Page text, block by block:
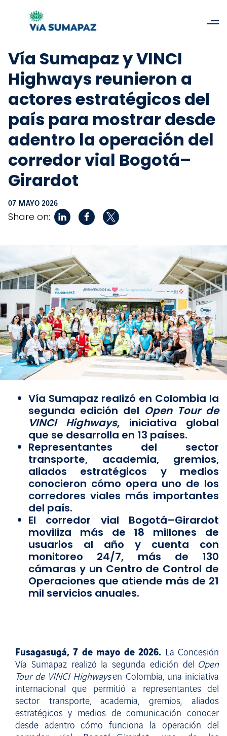
Vía Sumapaz y VINCI
Highways reunieron a
actores estratégicos del
país para mostrar desde
adentro la operación del
corredor vial Bogotá–
Girardot
07 MAYO 2026
Share on:
Vía Sumapaz realizó en Colombia la
segunda edición del Open Tour de
VINCI Highways, iniciativa global
que se desarrolla en 13 países.
Representantes del sector
transporte, academia, gremios,
aliados estratégicos y medios
conocieron cómo opera uno de los
corredores viales más importantes
del país.
El corredor vial Bogotá–Girardot
moviliza más de 18 millones de
usuarios al año y cuenta con
monitoreo 24/7, más de 130
cámaras y un Centro de Control de
Operaciones que atiende más de 21
mil servicios anuales.
Fusagasugá, 7 de mayo de 2026. La Concesión
Vía Sumapaz realizó la segunda edición del Open
Tour de VINCI Highwaysen Colombia, una iniciativa
internacional que permitió a representantes del
sector transporte, academia, gremios, aliados
estratégicos y medios de comunicación conocer
desde adentro cómo funciona la operación del